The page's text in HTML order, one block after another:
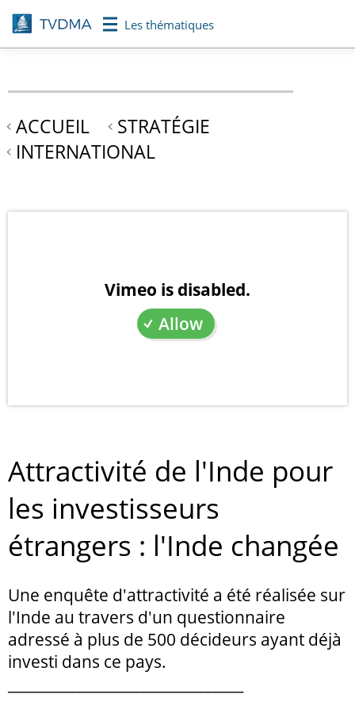
Aller
au
contenu
Les thématiques
ACCUEIL
STRATÉGIE
INTERNATIONAL
Vimeo is disabled.
Allow
Attractivité de l'Inde pour
les investisseurs
étrangers : l'Inde changée
Une enquête d'attractivité a été réalisée sur
l'Inde au travers d'un questionnaire
adressé à plus de 500 décideurs ayant déjà
investi dans ce pays.